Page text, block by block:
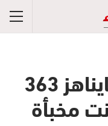
الكركرات …حجزت مايناهز 363
مخبأة